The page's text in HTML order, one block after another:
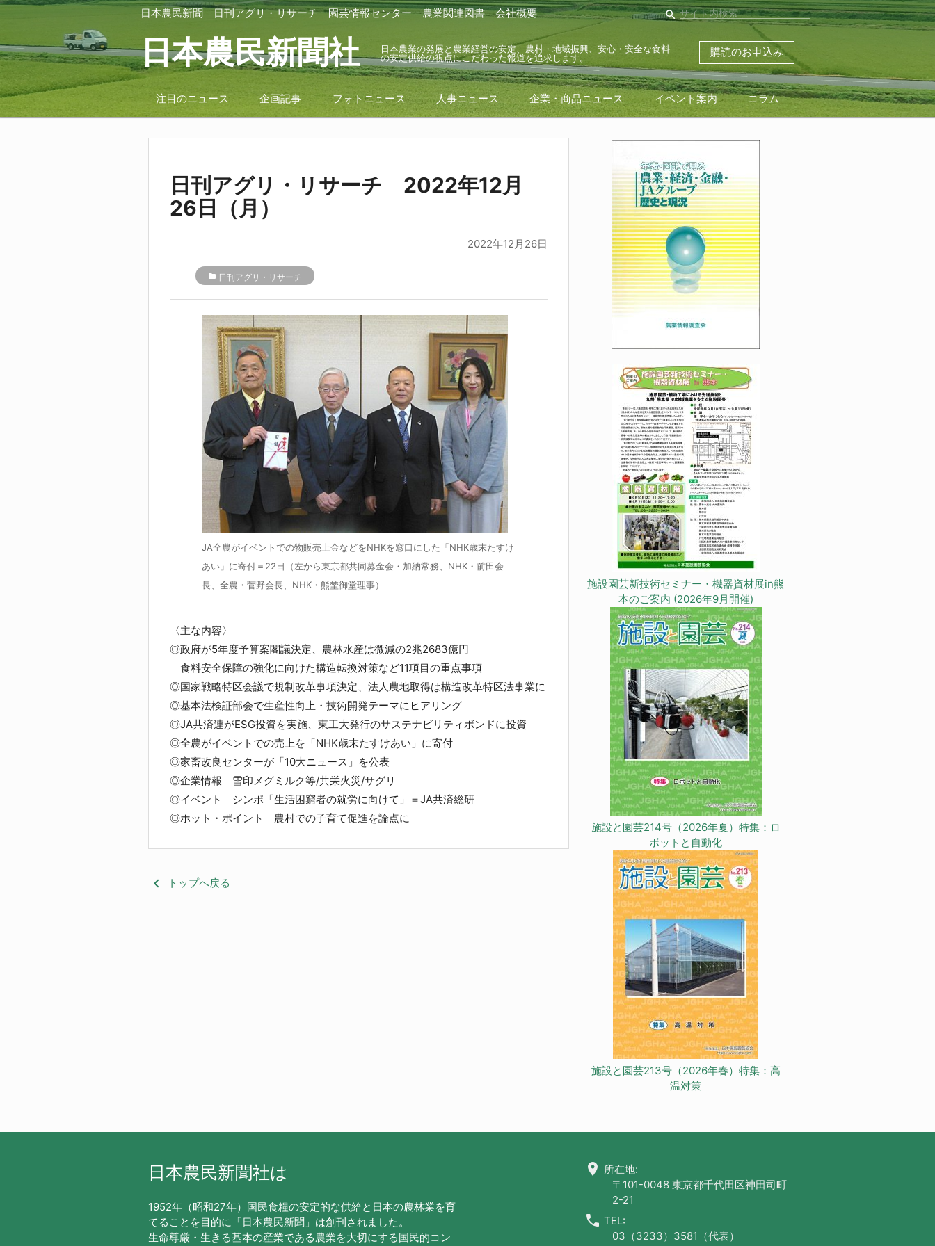
日本農民新聞 日刊アグリ・リサーチ 園芸情報センター 農業関連図書 会社概要 search
日本農民新聞社
日本農業の発展と農業経営の安定、農村・地域振興、安心・安全な食料
の安定供給の視点にこだわった報道を追求します。
購読のお申込み
注目のニュース 企画記事 フォトニュース 人事ニュース 企業・商品ニュース イベント案内 コラム
日刊アグリ・リサーチ 2022年12月
26日（月）
2022年12月26日
folder 日刊アグリ・リサーチ
JA全農がイベントでの物販売上金などをNHKを窓口にした「NHK歳末たすけ
あい」に寄付＝22日（左から東京都共同募金会・加納常務、NHK・前田会
長、全農・菅野会長、NHK・熊埜御堂理事）
〈主な内容〉
◎政府が5年度予算案閣議決定、農林水産は微減の2兆2683億円
食料安全保障の強化に向けた構造転換対策など11項目の重点事項
◎国家戦略特区会議で規制改革事項決定、法人農地取得は構造改革特区法事業に
◎基本法検証部会で生産性向上・技術開発テーマにヒアリング
◎JA共済連がESG投資を実施、東工大発行のサステナビリティボンドに投資
◎全農がイベントでの売上を「NHK歳末たすけあい」に寄付
◎家畜改良センターが「10大ニュース」を公表
◎企業情報 雪印メグミルク等/共栄火災/サグリ
◎イベント シンポ「生活困窮者の就労に向けて」＝JA共済総研
◎ホット・ポイント 農村での子育て促進を論点に
keyboard_arrow_left トップへ戻る
施設園芸新技術セミナー・機器資材展in熊
本のご案内 (2026年9月開催)
施設と園芸214号（2026年夏）特集：ロ
ボットと自動化
施設と園芸213号（2026年春）特集：高
温対策
日本農民新聞社は
1952年（昭和27年）国民食糧の安定的な供給と日本の農林業を育
てることを目的に「日本農民新聞」は創刊されました。
生命尊厳・生きる基本の産業である農業を大切にする国民的コン
location_on 所在地:
〒101-0048 東京都千代田区神田司町
2-21
call TEL:
03（3233）3581（代表）